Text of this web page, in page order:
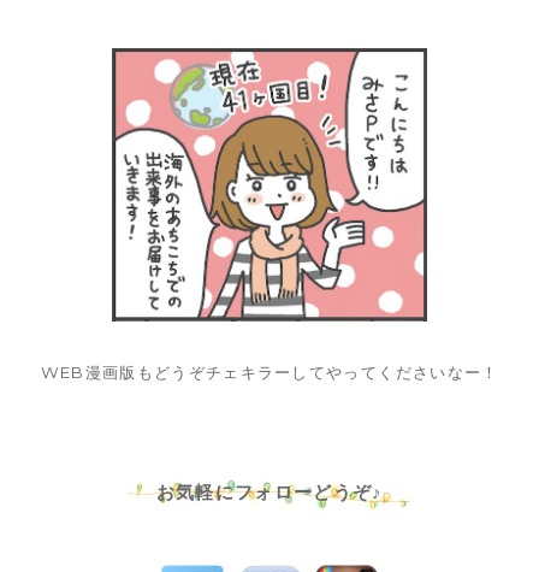
WEB漫画版もどうぞチェキラーしてやってくださいなー！
お気軽にフォローどうぞ♪